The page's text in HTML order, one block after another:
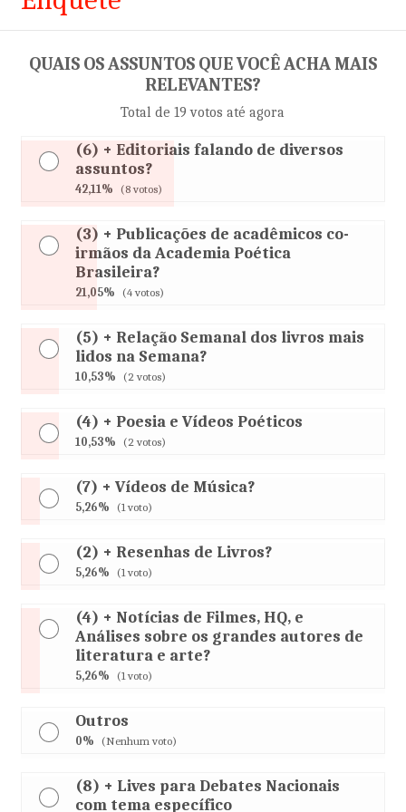
QUAIS OS ASSUNTOS QUE VOCÊ ACHA MAIS
RELEVANTES?
Total de 19 votos até agora
(6) + Editoriais falando de diversos
assuntos?
42,11% (8 votos)
(3) + Publicações de acadêmicos co-
irmãos da Academia Poética
Brasileira?
21,05% (4 votos)
(5) + Relação Semanal dos livros mais
lidos na Semana?
10,53% (2 votos)
(4) + Poesia e Vídeos Poéticos
10,53% (2 votos)
(7) + Vídeos de Música?
5,26% (1 voto)
(2) + Resenhas de Livros?
5,26% (1 voto)
(4) + Notícias de Filmes, HQ, e
Análises sobre os grandes autores de
literatura e arte?
5,26% (1 voto)
Outros
0% (Nenhum voto)
(8) + Lives para Debates Nacionais
com tema específico